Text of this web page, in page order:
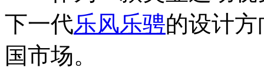
下一代乐风乐骋的设计
国市场。